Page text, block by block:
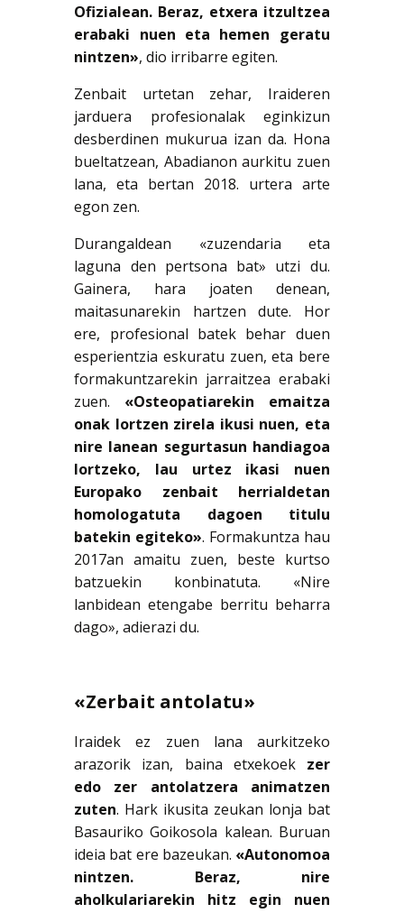
Ofizialean. Beraz, etxera itzultzea
erabaki nuen eta hemen geratu
nintzen», dio irribarre egiten.
Zenbait urtetan zehar, Iraideren
jarduera profesionalak eginkizun
desberdinen mukurua izan da. Hona
bueltatzean, Abadianon aurkitu zuen
lana, eta bertan 2018. urtera arte
egon zen.
Durangaldean «zuzendaria eta
laguna den pertsona bat» utzi du.
Gainera, hara joaten denean,
maitasunarekin hartzen dute. Hor
ere, profesional batek behar duen
esperientzia eskuratu zuen, eta bere
formakuntzarekin jarraitzea erabaki
zuen. «Osteopatiarekin emaitza
onak lortzen zirela ikusi nuen, eta
nire lanean segurtasun handiagoa
lortzeko, lau urtez ikasi nuen
Europako zenbait herrialdetan
homologatuta dagoen titulu
batekin egiteko». Formakuntza hau
2017an amaitu zuen, beste kurtso
batzuekin konbinatuta. «Nire
lanbidean etengabe berritu beharra
dago», adierazi du.
«Zerbait antolatu»
Iraidek ez zuen lana aurkitzeko
arazorik izan, baina etxekoek zer
edo zer antolatzera animatzen
zuten. Hark ikusita zeukan lonja bat
Basauriko Goikosola kalean. Buruan
ideia bat ere bazeukan. «Autonomoa
nintzen. Beraz, nire
aholkulariarekin hitz egin nuen